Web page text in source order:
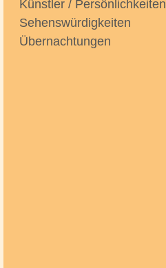
Künstler / Persönlichkeiten
Sehenswürdigkeiten
Übernachtungen